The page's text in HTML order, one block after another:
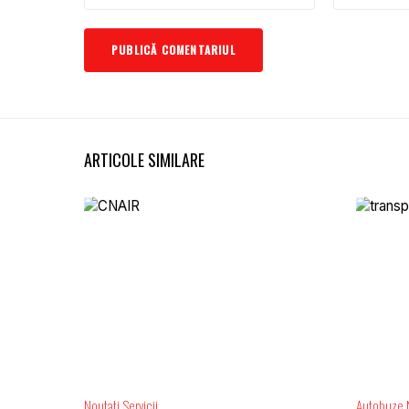
ARTICOLE SIMILARE